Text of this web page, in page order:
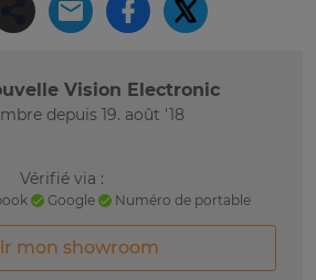
Vision Electronic
depuis 19. août '18
Vérifié via :
Google Numéro de portable
mon showroom